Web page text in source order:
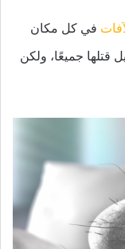
في كل مكان
قتلها جميعًا، ولكن